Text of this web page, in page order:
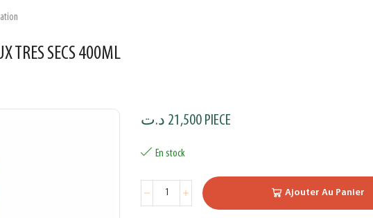
TRES SECS 400ML
21,500 د.ت PIECE
En stock
Ajouter Au Panier